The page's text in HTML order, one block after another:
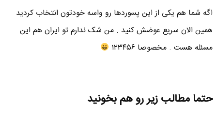
اگه شما هم یکی از این پسوردها رو واسه خودتون انتخاب کردید
همین الان سریع عوضش کنید . من شک ندارم تو ایران هم این
مسئله هست . مخصوصا ۱۲۳۴۵۶
حتما مطالب زیر رو هم بخونید